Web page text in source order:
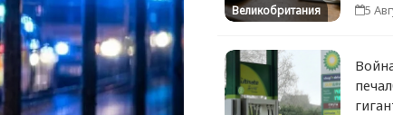
Великобритания 5